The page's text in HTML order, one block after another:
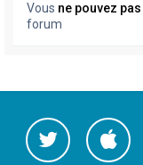
Vous ne pouvez pas
forum